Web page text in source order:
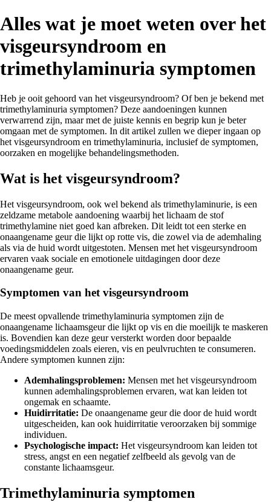
Alles wat je moet weten over het
visgeursyndroom en
trimethylaminuria symptomen
Heb je ooit gehoord van het visgeursyndroom? Of ben je bekend met
trimethylaminuria symptomen? Deze aandoeningen kunnen
verwarrend zijn, maar met de juiste kennis en begrip kun je beter
omgaan met de symptomen. In dit artikel zullen we dieper ingaan op
het visgeursyndroom en trimethylaminuria, inclusief de symptomen,
oorzaken en mogelijke behandelingsmethoden.
Wat is het visgeursyndroom?
Het visgeursyndroom, ook wel bekend als trimethylaminurie, is een
zeldzame metabole aandoening waarbij het lichaam de stof
trimethylamine niet goed kan afbreken. Dit leidt tot een sterke en
onaangename geur die lijkt op rotte vis, die zowel via de ademhaling
als via de huid wordt uitgestoten. Mensen met het visgeursyndroom
ervaren vaak sociale en emotionele uitdagingen door deze
onaangename geur.
Symptomen van het visgeursyndroom
De meest opvallende trimethylaminuria symptomen zijn de
onaangename lichaamsgeur die lijkt op vis en die moeilijk te maskeren
is. Bovendien kan deze geur versterkt worden door bepaalde
voedingsmiddelen zoals eieren, vis en peulvruchten te consumeren.
Andere symptomen kunnen zijn:
Ademhalingsproblemen: Mensen met het visgeursyndroom
kunnen ademhalingsproblemen ervaren, wat kan leiden tot
ongemak en schaamte.
Huidirritatie: De onaangename geur die door de huid wordt
uitgescheiden, kan ook huidirritatie veroorzaken bij sommige
individuen.
Psychologische impact: Het visgeursyndroom kan leiden tot
stress, angst en een negatief zelfbeeld als gevolg van de
constante lichaamsgeur.
Trimethylaminuria symptomen